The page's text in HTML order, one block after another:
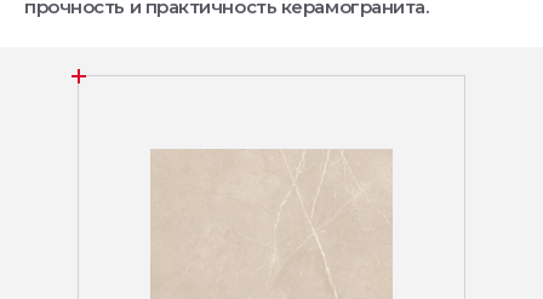
прочность и практичность керамогранита.